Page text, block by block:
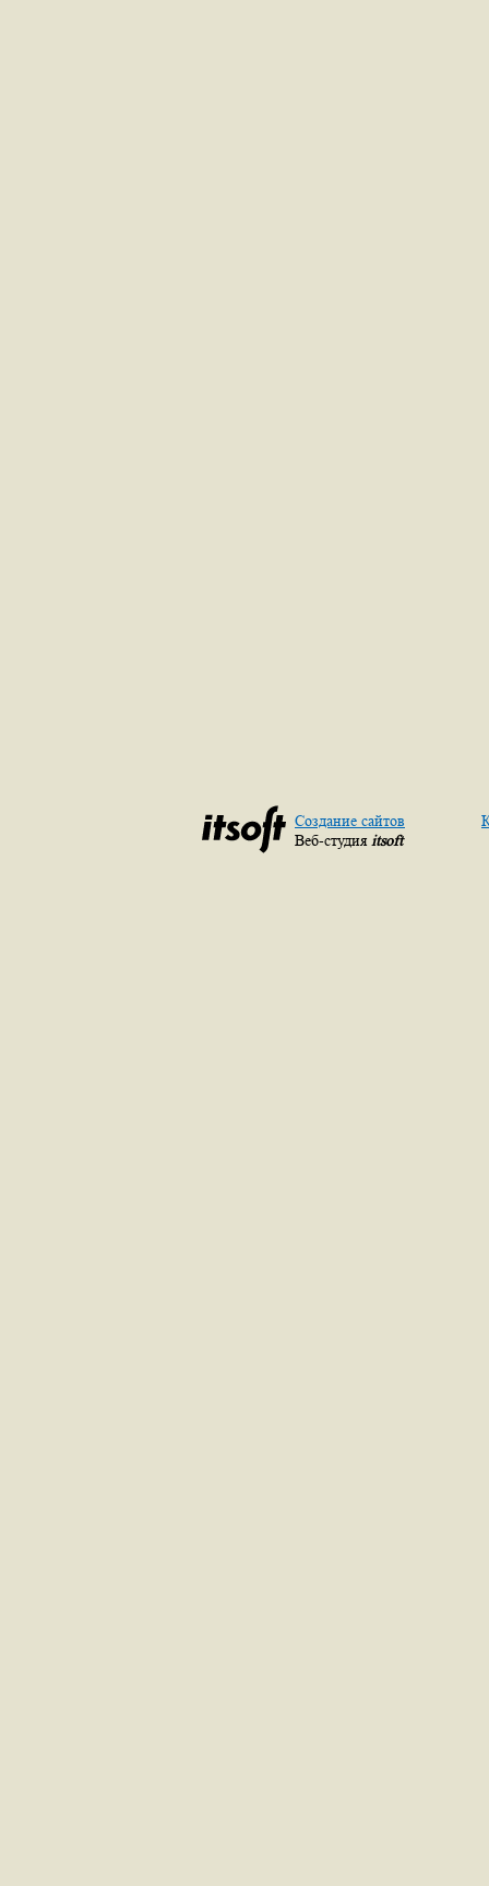
Создание сайтов
Веб-студия itsoft